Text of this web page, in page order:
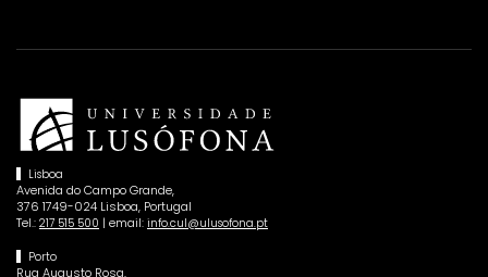
Lisboa
Avenida do Campo Grande,
376 1749-024 Lisboa, Portugal
Tel.: 217 515 500 | email: info.cul@ulusofona.pt
Porto
Rua Augusto Rosa,